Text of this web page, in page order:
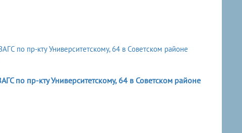
по пр-кту Университетскому, 64 в Советском районе